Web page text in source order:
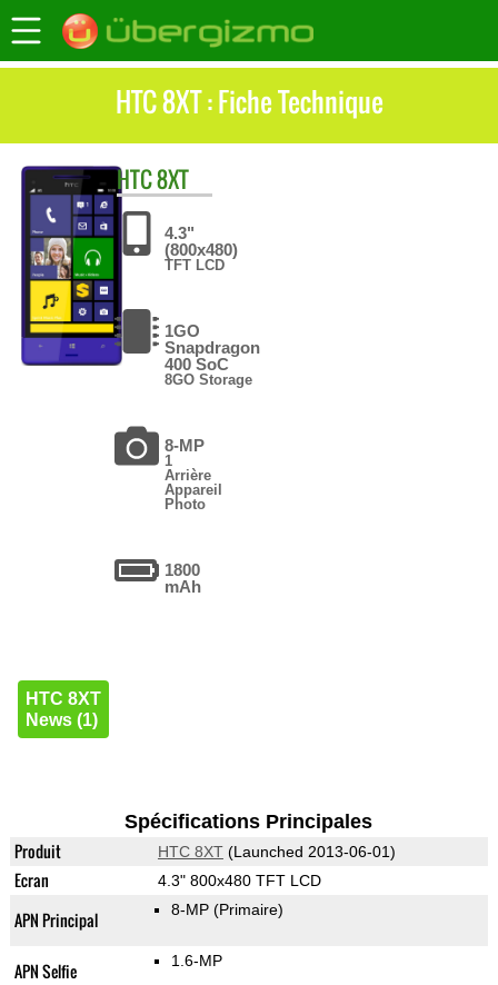
HTC 8XT : Fiche Technique
HTC8XT
4.3"
(800x480)
TFT LCD
1GO
Snapdragon
400 SoC
8GO Storage
8-MP
1
Arrière
Appareil
Photo
1800
mAh
HTC 8XT
News (1)
Spécifications Principales
Produit HTC 8XT(Launched 2013-06-01)
Ecran 4.3" 800x480 TFT LCD
APN Principal 8-MP (Primaire)
APN Selfie 1.6-MP